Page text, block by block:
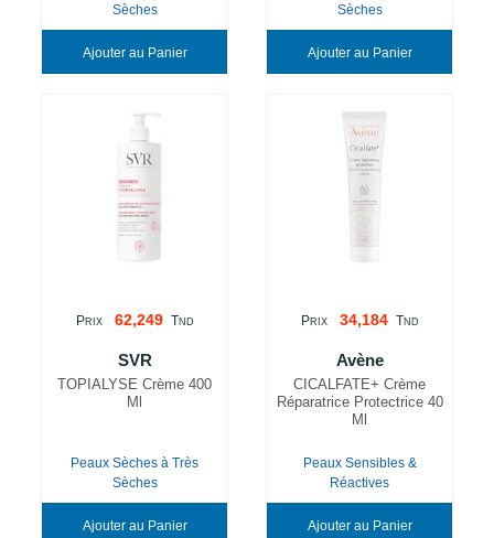
Sèches
Ajouter au Panier
Sèches
Ajouter au Panier
PRIX 62,249 TND
SVR
TOPIALYSE Crème 400
Ml
Peaux Sèches à Très
Sèches
Ajouter au Panier
PRIX 34,184 TND
Avène
CICALFATE+ Crème
Réparatrice Protectrice 40
Ml
Peaux Sensibles &
Réactives
Ajouter au Panier